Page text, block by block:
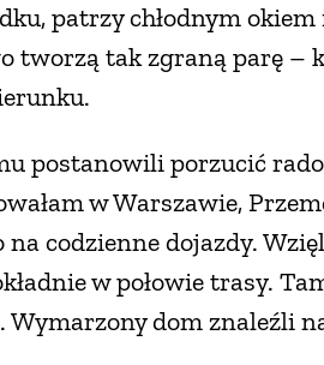
patrzy chłodnym
tworzą tak zgraną parę –
postanowili porzucić
w Warszawie,
na codzienne dojazdy.
w połowie trasy.
dom znaleźli